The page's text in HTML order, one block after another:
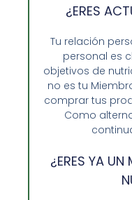
Opiniones de Clientes
Sobre Nosotros y
¿ERES
Tu relación
personal es
objetivos de
no es tu
comprar tus
Como
¿ERES YA UN